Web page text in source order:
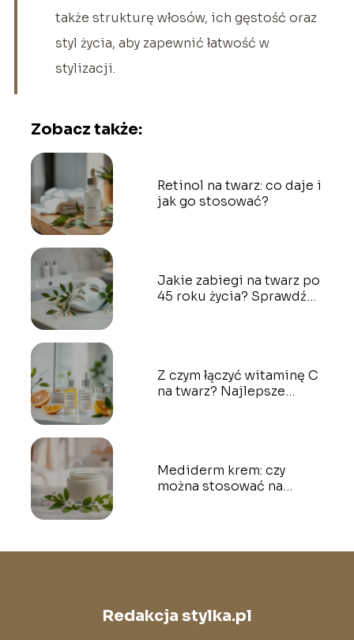
także strukturę włosów, ich gęstość oraz
styl życia, aby zapewnić łatwość w
stylizacji.
Zobacz także:
Retinol na twarz: co daje i
jak go stosować?
Jakie zabiegi na twarz po
45 roku życia? Sprawdź
Z czym łączyć witaminę C
na twarz? Najlepsze
Mediderm krem: czy
można stosować na
Redakcja stylka.pl